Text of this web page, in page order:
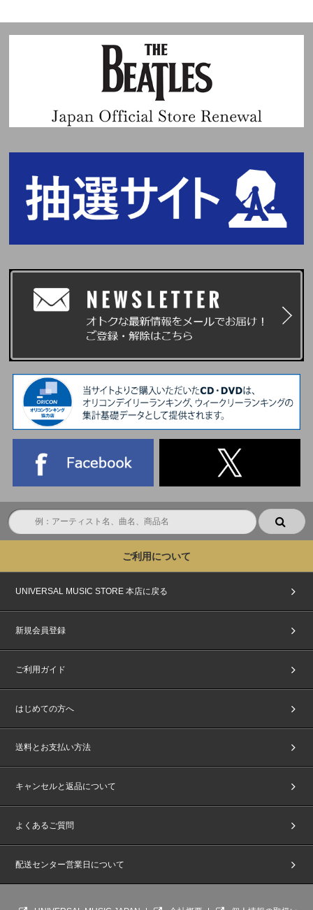
ご利用について
UNIVERSAL MUSIC STORE 本店に戻る
新規会員登録
ご利用ガイド
はじめての方へ
送料とお支払い方法
キャンセルと返品について
よくあるご質問
配送センター営業日について